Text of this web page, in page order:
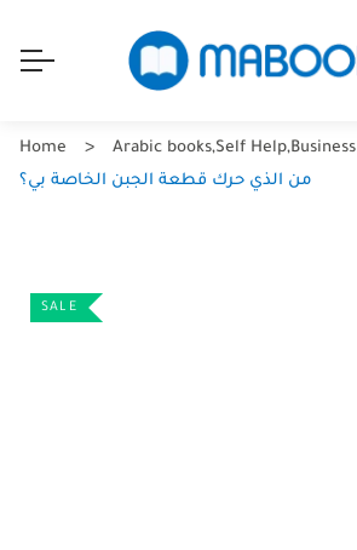
Home Arabic books,Self Help,Business
من الذي حرك قطعة الجبن الخاصة بي؟
SALE